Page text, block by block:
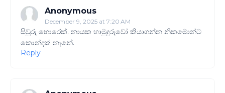
Anonymous
December 9, 2025 at 7:20 AM
සිවුරු හොරෙක්. නායක හාමුදුරුවෝ කියාගන්න නිකමොන්ට
කොන්දක් නෑනේ.
Reply